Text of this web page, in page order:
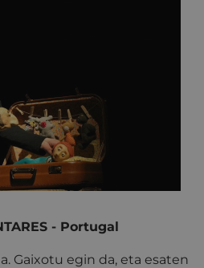
- Portugal
Gaixotu egin da, eta esaten